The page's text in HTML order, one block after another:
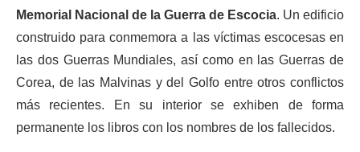
Memorial Nacional de la Guerra de Escocia. Un edificio
construido para conmemora a las víctimas escocesas en
las dos Guerras Mundiales, así como en las Guerras de
Corea, de las Malvinas y del Golfo entre otros conflictos
más recientes. En su interior se exhiben de forma
permanente los libros con los nombres de los fallecidos.